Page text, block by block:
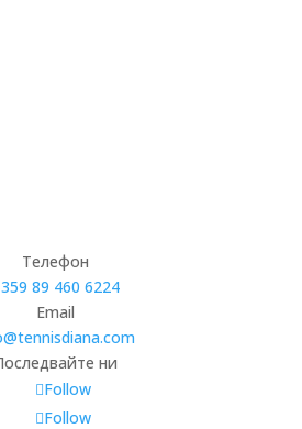
Телефон
89 460 6224­
Email
ни
Follow
Follow